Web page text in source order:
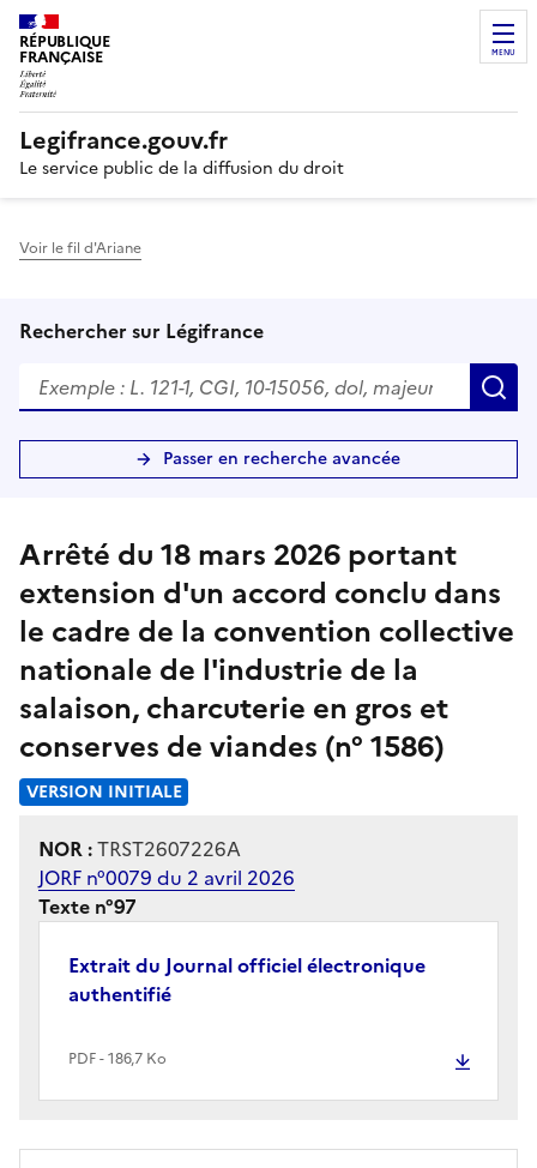
RÉPUBLIQUE
FRANÇAISE MENU
Legifrance.gouv.fr
Le service public de la diffusion du droit
Voir le fil d'Ariane
Rechercher sur Légifrance
Passer en recherche avancée
Arrêté du 18 mars 2026 portant
extension d'un accord conclu dans
le cadre de la convention collective
nationale de l'industrie de la
salaison, charcuterie en gros et
conserves de viandes (n° 1586)
VERSION INITIALE
NOR :TRST2607226A
JORF n°0079 du 2 avril 2026
Texte n°97
Extrait du Journal officiel électronique
authentifié
PDF - 186,7 Ko